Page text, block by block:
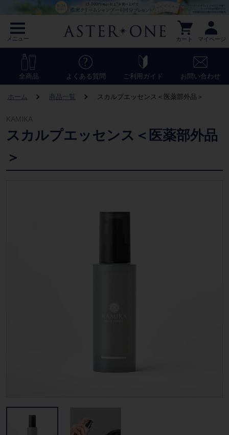
メニュー マイページ
カート
全商品 よくある質問 ご利用ガイド お問い合わせ
ホーム 商品一覧 スカルプエッセンス＜医薬部外品＞
KAMIKA
スカルプエッセンス＜医薬部外品
＞